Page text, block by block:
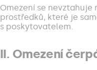
Omezení se
prostředků, které je
s poskytovatelem.
II. Omezení